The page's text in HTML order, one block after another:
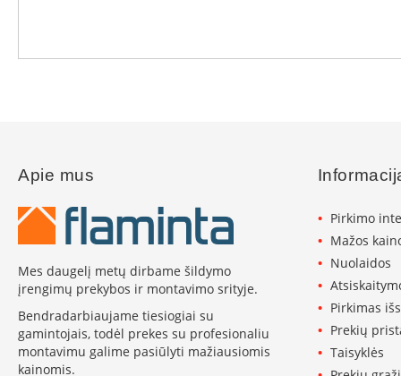
priedai
Katilai
Dujiniai
katilai
Kaminai
sistemos
Perfect
Niko
Apie mus
Mes daugelį metų dirbame šildymo
įrengimų prekybos ir montavimo srityje.
Bendradarbiaujame tiesiogiai su
gamintojais, todėl prekes su profesionaliu
montavimu galime pasiūlyti mažiausiomis
kainomis.
Pirkimo
Mažos
Nuolaidos
Pirkimas
Prekių
Taisyklės